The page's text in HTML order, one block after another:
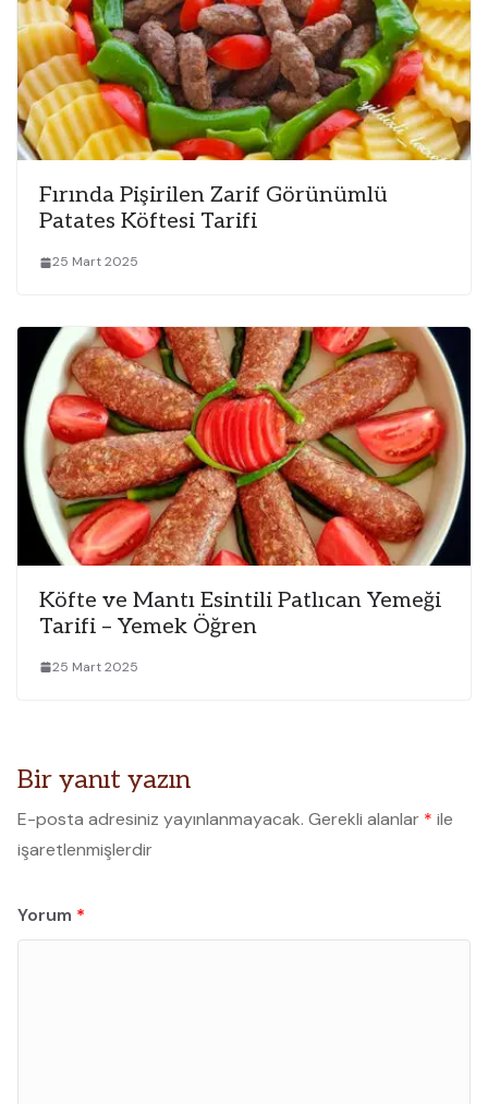
Fırında Pişirilen Zarif Görünümlü
Patates Köftesi Tarifi
25 Mart 2025
Köfte ve Mantı Esintili Patlıcan Yemeği
Tarifi – Yemek Öğren
25 Mart 2025
Bir yanıt yazın
E-posta adresiniz yayınlanmayacak. Gerekli alanlar * ile
işaretlenmişlerdir
Yorum *